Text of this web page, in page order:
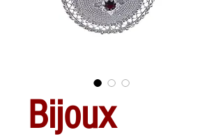
Bijoux